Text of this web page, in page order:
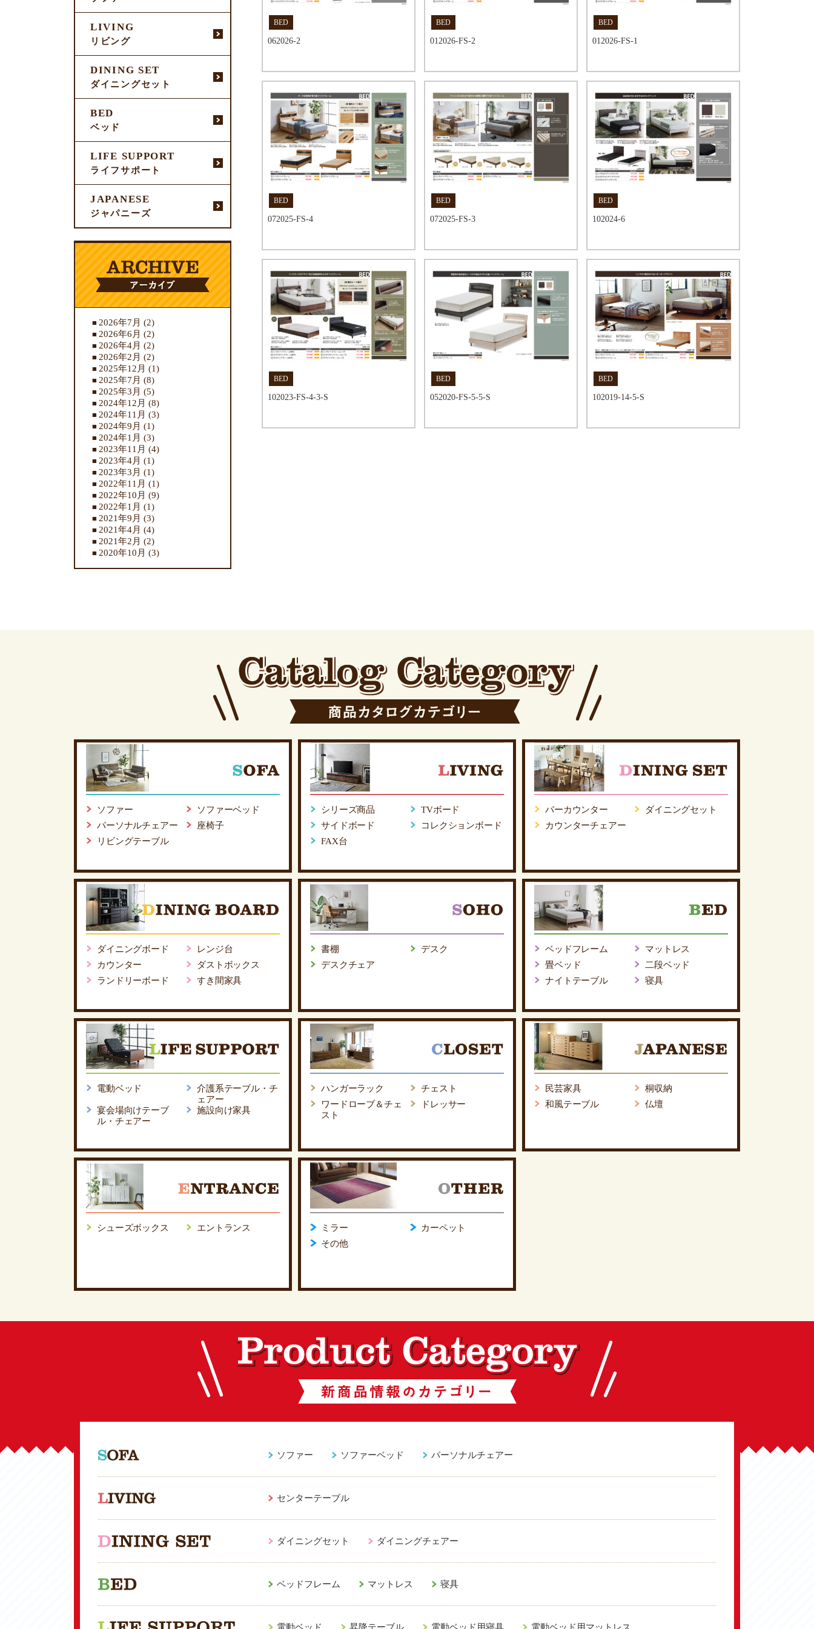
LIVING
リビング
DINING SET
ダイニングセット
BED
ベッド
LIFE SUPPORT
ライフサポート
JAPANESE
ジャパニーズ
2026年7月 (2)
2026年6月 (2)
2026年4月 (2)
2026年2月 (2)
2025年12月 (1)
2025年7月 (8)
2025年3月 (5)
2024年12月 (8)
2024年11月 (3)
2024年9月 (1)
2024年1月 (3)
2023年11月 (4)
2023年4月 (1)
2023年3月 (1)
2022年11月 (1)
2022年10月 (9)
2022年1月 (1)
2021年9月 (3)
2021年4月 (4)
2021年2月 (2)
2020年10月 (3)
BED
062026-2
BED
012026-FS-2
BED
012026-FS-1
BED
072025-FS-4
BED
072025-FS-3
BED
102024-6
BED
102023-FS-4-3-S
BED
052020-FS-5-5-S
BED
102019-14-5-S
ソファー
ソファーベッド
パーソナルチェアー
座椅子
リビングテーブル
シリーズ商品
TVボード
サイドボード
コレクションボード
FAX台
バーカウンター
ダイニングセット
カウンターチェアー
ダイニングボード
レンジ台
カウンター
ダストボックス
ランドリーボード
すき間家具
書棚
デスク
デスクチェア
ベッドフレーム
マットレス
畳ベッド
二段ベッド
ナイトテーブル
寝具
電動ベッド
介護系テーブル・チ
ェアー
宴会場向けテーブ
ル・チェアー
施設向け家具
ハンガーラック
チェスト
ワードローブ＆チェ
スト
ドレッサー
民芸家具
桐収納
和風テーブル
仏壇
シューズボックス エントランス ミラー
カーペット
その他
ソファー ソファーベッド パーソナルチェアー
センターテーブル
ダイニングセット ダイニングチェアー
ベッドフレーム マットレス 寝具
電動ベッド 昇降テーブル 電動ベッド用寝具 電動ベッド用マットレス